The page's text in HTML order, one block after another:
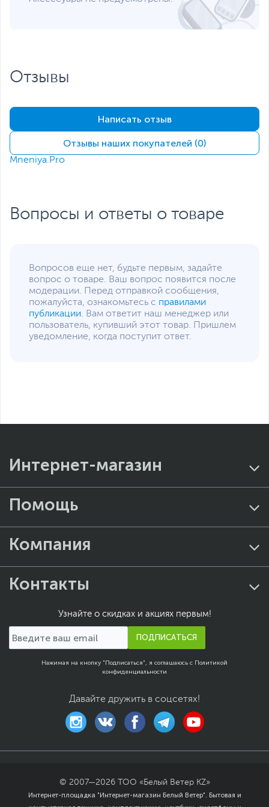
Если вы заметили ошибку или неточность в описании товара,
пожалуйста, выделите текст с ошибкой и нажмите Ctrl+Enter.
Xарактеристики, комплект поставки и внешний вид данного товара
Отзывы
Написать отзыв
Отзывы наших покупателей (0)
Mneniya.Pro
Вопросы и ответы о товаре
Вопросов еще нет, будьте первым, задайте
вопрос о товаре. Ваш вопрос появится после
модерации. Перед отправкой сообщения,
пожалуйста, ознакомьтесь с правилами
публикации. Вам ответит наш менеджер или
пользователь, купивший этот товар. Пришлем
уведомление, когда поступит ответ.
Интернет-магазин
Помощь
Компания
Контакты
Узнайте о скидках и акциях первым!
ПОДПИСАТЬСЯ
Нажимая на кнопку "Подписаться", я соглашаюсь с Политикой
конфиденциальности
Давайте дружить в соцсетях!
© 2007—2026
ТОО «Белый Ветер KZ»
Интернет-площадка "Интернет-магазин Белый Ветер". Бытовая и